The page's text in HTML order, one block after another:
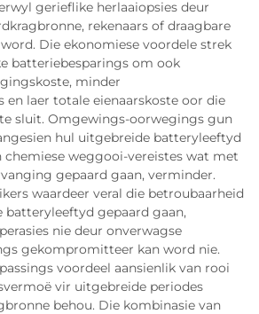
gerieflike herlaaiopsies deur
rekenaars of draagbare
Die ekonomiese voordele strek
batteriebesparings om ook
minder
en laer totale eienaarskoste oor die
sluit. Omgewings-oorwegings gun
hul uitgebreide batteryleeftyd
chemiese weggooi-vereistes wat met
gepaard gaan, verminder.
waardeer veral die betroubaarheid
gepaard gaan,
nie deur onverwagse
gekompromitteer kan word nie.
voordeel aansienlik van rooi
vir uitgebreide periodes
behou. Die kombinasie van